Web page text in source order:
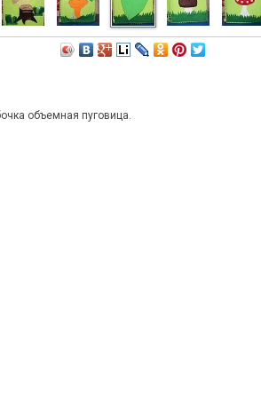
объемная пуговица.